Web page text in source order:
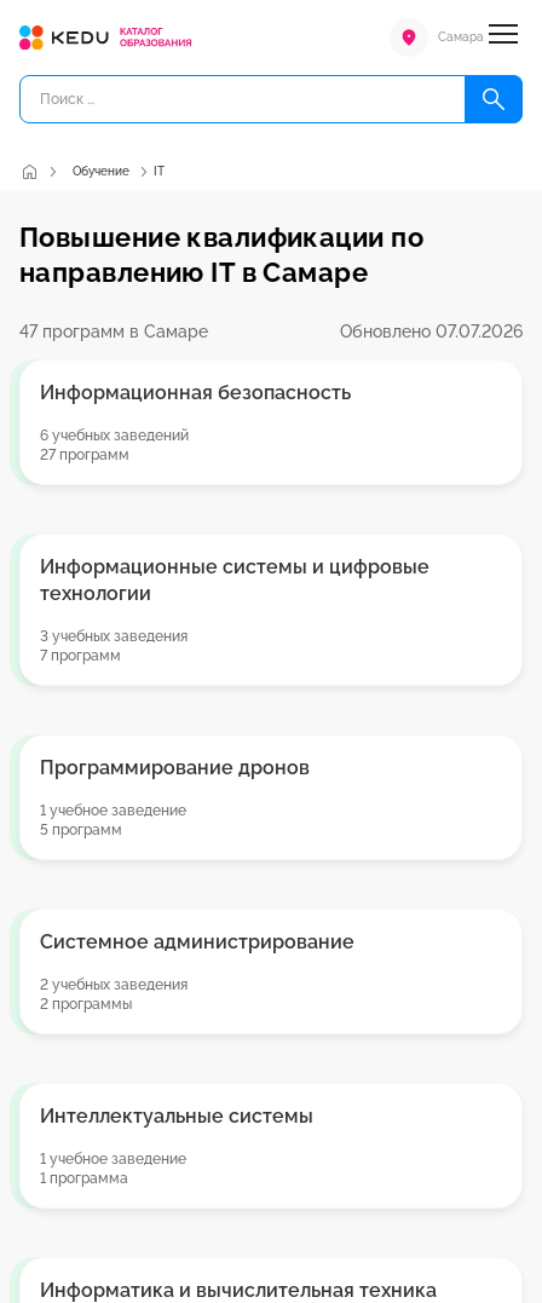
Самара
Обучение IT
Повышение квалификации по
направлению IT в Самаре
47 программ в Самаре Обновлено 07.07.2026
Информационная безопасность
6 учебных заведений
27 программ
Информационные системы и цифровые
технологии
3 учебных заведения
7 программ
Программирование дронов
1 учебное заведение
5 программ
Системное администрирование
2 учебных заведения
2 программы
Интеллектуальные системы
1 учебное заведение
1 программа
Информатика и вычислительная техника